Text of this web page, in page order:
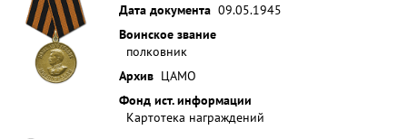
Дата документа 09.05.1945
Воинское звание
полковник
Архив ЦАМО
Фонд ист. информации
Картотека награждений